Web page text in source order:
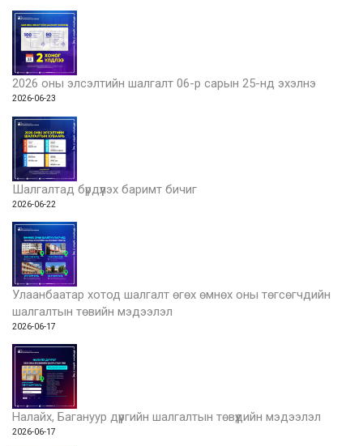
2026 оны элсэлтийн шалгалт 06-р сарын 25-нд эхэлнэ
2026-06-23
Шалгалтад бүрдүүлэх баримт бичиг
2026-06-22
Улаанбаатар хотод шалгалт өгөх өмнөх оны төгсөгчдийн
шалгалтын төвийн мэдээлэл
2026-06-17
Налайх, Багануур дүүргийн шалгалтын төвүүдийн мэдээлэл
2026-06-17